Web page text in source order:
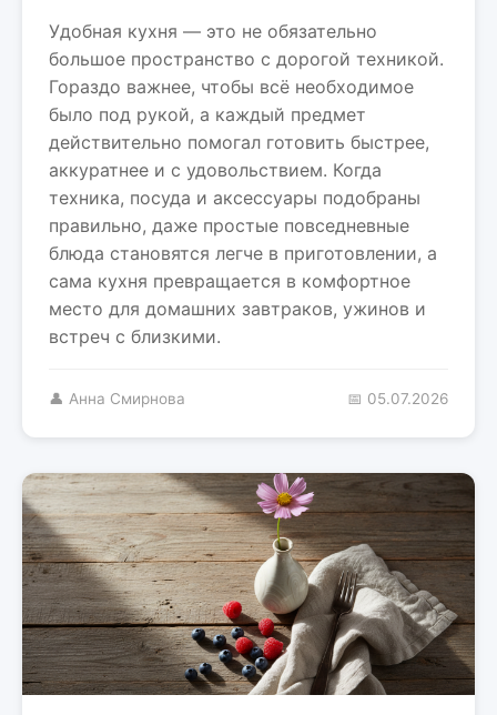
Удобная кухня — это не обязательно
большое пространство с дорогой техникой.
Гораздо важнее, чтобы всё необходимое
было под рукой, а каждый предмет
действительно помогал готовить быстрее,
аккуратнее и с удовольствием. Когда
техника, посуда и аксессуары подобраны
правильно, даже простые повседневные
блюда становятся легче в приготовлении, а
сама кухня превращается в комфортное
место для домашних завтраков, ужинов и
встреч с близкими.
👤 Анна Смирнова 📅 05.07.2026